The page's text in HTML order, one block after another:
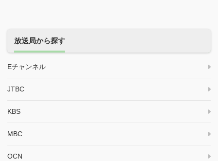
放送局から探す
Eチャンネル
JTBC
KBS
MBC
OCN